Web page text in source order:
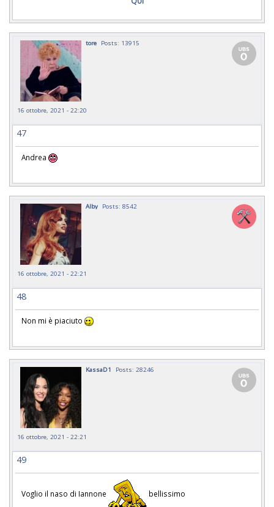
tore Posts: 13915
16 ottobre, 2021 - 22:20
47
Andrea
Alby Posts: 8542
16 ottobre, 2021 - 22:21
48
Non mi è piaciuto
KassaD1 Posts: 28246
16 ottobre, 2021 - 22:21
49
Voglio il naso di Iannone bellissimo